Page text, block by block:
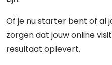
Of je nu starter bent of al
zorgen dat jouw online
resultaat oplevert.